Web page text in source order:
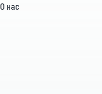
О нас